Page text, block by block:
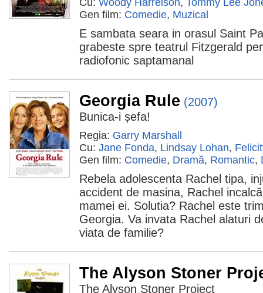
Cu: Woody Harrelson, Tommy Lee
Gen film: Comedie, Muzical
E sambata seara in orasul Saint
grabeste spre teatrul Fitzgerald
radiofonic saptamanal
Georgia Rule (2007)
Bunica-i șefa!
Regia: Garry Marshall
Cu: Jane Fonda, Lindsay Lohan,
Gen film: Comedie, Dramă, Romantic,
Rebela adolescenta Rachel tipa,
accident de masina, Rachel
mamei ei. Solutia? Rachel este
Georgia. Va invata Rachel alaturi
viata de familie?
The Alyson Stoner
The Alyson Stoner Project